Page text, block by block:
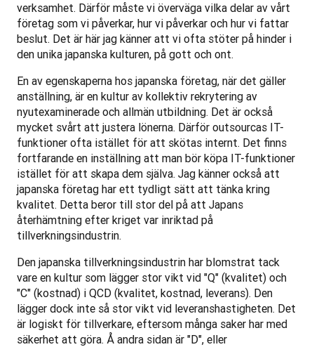
verksamhet. Därför måste vi överväga vilka delar av vårt
företag som vi påverkar, hur vi påverkar och hur vi fattar
beslut. Det är här jag känner att vi ofta stöter på hinder i
den unika japanska kulturen, på gott och ont.
En av egenskaperna hos japanska företag, när det gäller
anställning, är en kultur av kollektiv rekrytering av
nyutexaminerade och allmän utbildning. Det är också
mycket svårt att justera lönerna. Därför outsourcas IT-
funktioner ofta istället för att skötas internt. Det finns
fortfarande en inställning att man bör köpa IT-funktioner
istället för att skapa dem själva. Jag känner också att
japanska företag har ett tydligt sätt att tänka kring
kvalitet. Detta beror till stor del på att Japans
återhämtning efter kriget var inriktad på
tillverkningsindustrin.
Den japanska tillverkningsindustrin har blomstrat tack
vare en kultur som lägger stor vikt vid "Q" (kvalitet) och
"C" (kostnad) i QCD (kvalitet, kostnad, leverans). Den
lägger dock inte så stor vikt vid leveranshastigheten. Det
är logiskt för tillverkare, eftersom många saker har med
säkerhet att göra. Å andra sidan är "D", eller